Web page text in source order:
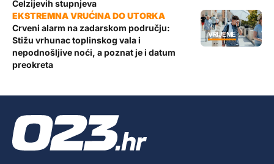
Celzijevih stupnjeva
VRIJEME
Crveni alarm na zadarskom području:
Stižu vrhunac toplinskog vala i
nepodnošljive noći, a poznat je i datum
preokreta